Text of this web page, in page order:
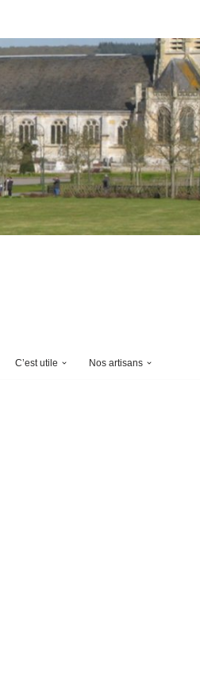
C’est utile Nos artisans